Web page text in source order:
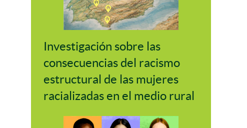
Investigación sobre las
consecuencias del racismo
estructural de las mujeres
racializadas en el medio rural